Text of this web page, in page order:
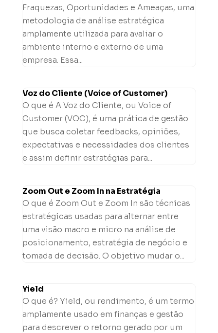
Fraquezas, Oportunidades e Ameaças, uma
metodologia de análise estratégica
amplamente utilizada para avaliar o
ambiente interno e externo de uma
empresa. Essa...
Voz do Cliente (Voice of Customer)
O que é A Voz do Cliente, ou Voice of
Customer (VOC), é uma prática de gestão
que busca coletar feedbacks, opiniões,
expectativas e necessidades dos clientes
e assim definir estratégias para...
Zoom Out e Zoom In na Estratégia
O que é Zoom Out e Zoom In são técnicas
estratégicas usadas para alternar entre
uma visão macro e micro na análise de
posicionamento, estratégia de negócio e
tomada de decisão. O objetivo mudar o...
Yield
O que é? Yield, ou rendimento, é um termo
amplamente usado em finanças e gestão
para descrever o retorno gerado por um